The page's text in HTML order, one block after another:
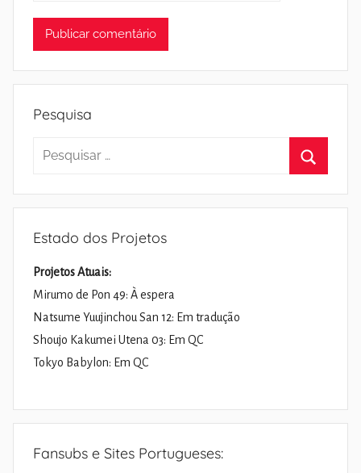
Pesquisa
Pesquisar
Estado dos Projetos
Projetos Atuais:
Mirumo de Pon 49: À espera
Natsume Yuujinchou San 12: Em tradução
Shoujo Kakumei Utena 03: Em QC
Tokyo Babylon: Em QC
Fansubs e Sites Portugueses: